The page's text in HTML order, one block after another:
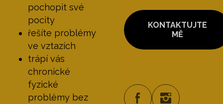
pochopit své
pocity
řešíte problémy
ve vztazích
trápí vás
chronické
fyzické
problémy bez
KONTAKTUJTE
MĚ